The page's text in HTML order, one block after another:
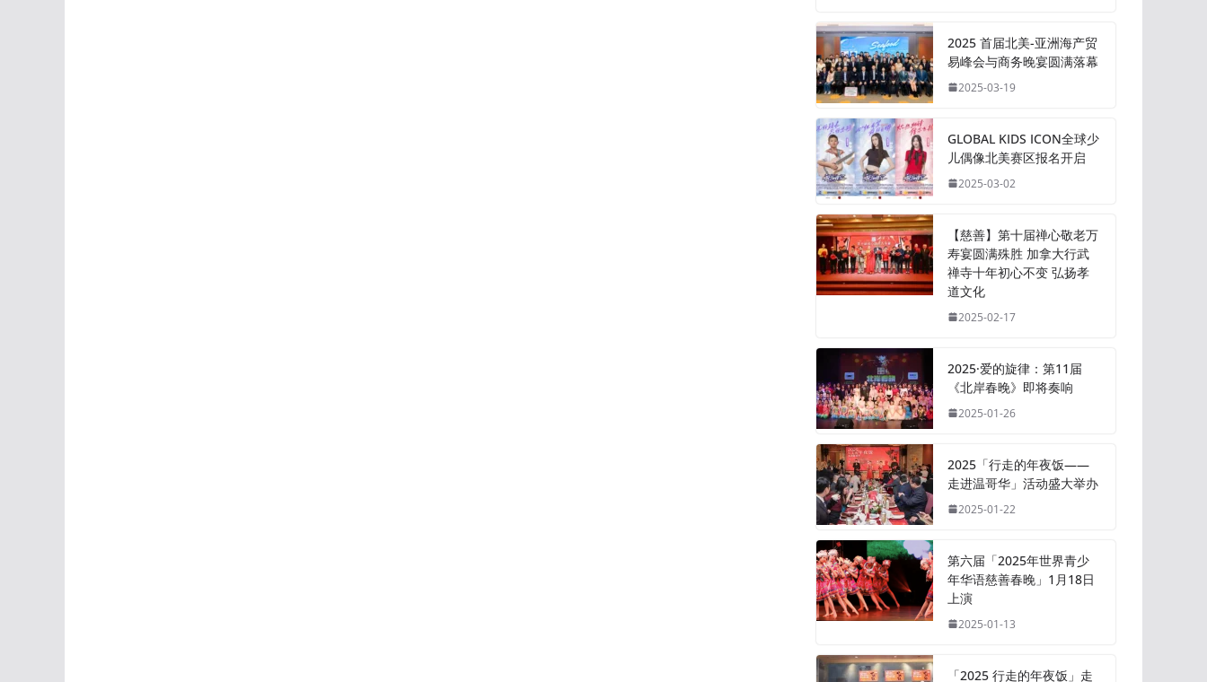
2025 首届北美-亚洲海产贸
易峰会与商务晚宴圆满落幕
2025-03-19
GLOBAL KIDS ICON全球少
儿偶像北美赛区报名开启
2025-03-02
【慈善】第十届禅心敬老万
寿宴圆满殊胜 加拿大行武
禅寺十年初心不变 弘扬孝
道文化
2025-02-17
2025·爱的旋律：第11届
《北岸春晚》即将奏响
2025-01-26
2025「行走的年夜饭——
走进温哥华」活动盛大举办
2025-01-22
第六届「2025年世界青少
年华语慈善春晚」1月18日
上演
2025-01-13
「2025 行走的年夜饭」走